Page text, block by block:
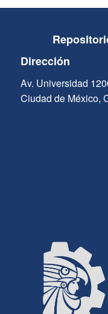
Dirección
Av. Universidad
Ciudad de México,